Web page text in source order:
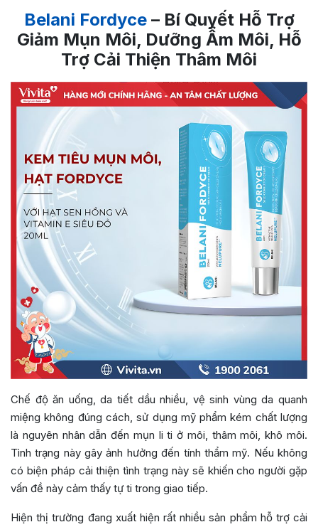
Belani Fordyce– Bí Quyết Hỗ Trợ
Giảm Mụn Môi, Dưỡng Ẩm Môi, Hỗ
Trợ Cải Thiện Thâm Môi
Chế độ ăn uống, da tiết dầu nhiều, vệ sinh vùng da quanh
miệng không đúng cách, sử dụng mỹ phẩm kém chất lượng
là nguyên nhân dẫn đến mụn li ti ở môi, thâm môi, khô môi.
Tình trạng này gây ảnh hưởng đến tính thẩm mỹ. Nếu không
có biện pháp cải thiện tình trạng này sẽ khiến cho người gặp
vấn đề này cảm thấy tự ti trong giao tiếp.
Hiện thị trường đang xuất hiện rất nhiều sản phẩm hỗ trợ cải